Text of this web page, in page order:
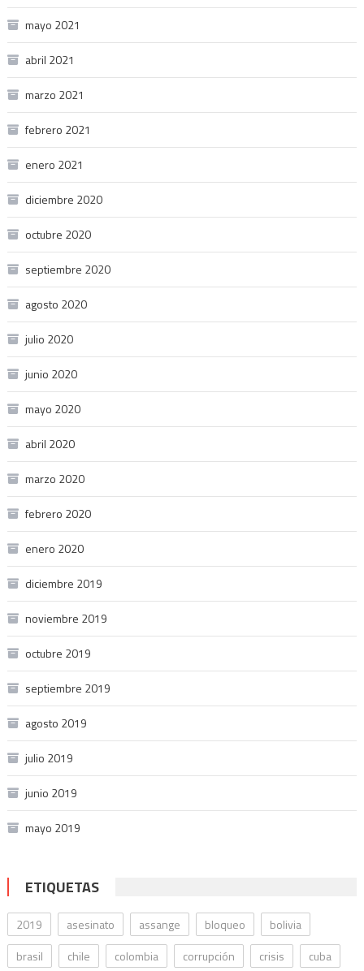
mayo 2021
abril 2021
marzo 2021
febrero 2021
enero 2021
diciembre 2020
octubre 2020
septiembre 2020
agosto 2020
julio 2020
junio 2020
mayo 2020
abril 2020
marzo 2020
febrero 2020
enero 2020
diciembre 2019
noviembre 2019
octubre 2019
septiembre 2019
agosto 2019
julio 2019
junio 2019
mayo 2019
ETIQUETAS
2019 asesinato assange bloqueo
bolivia
brasil
chile colombia corrupción crisis cuba